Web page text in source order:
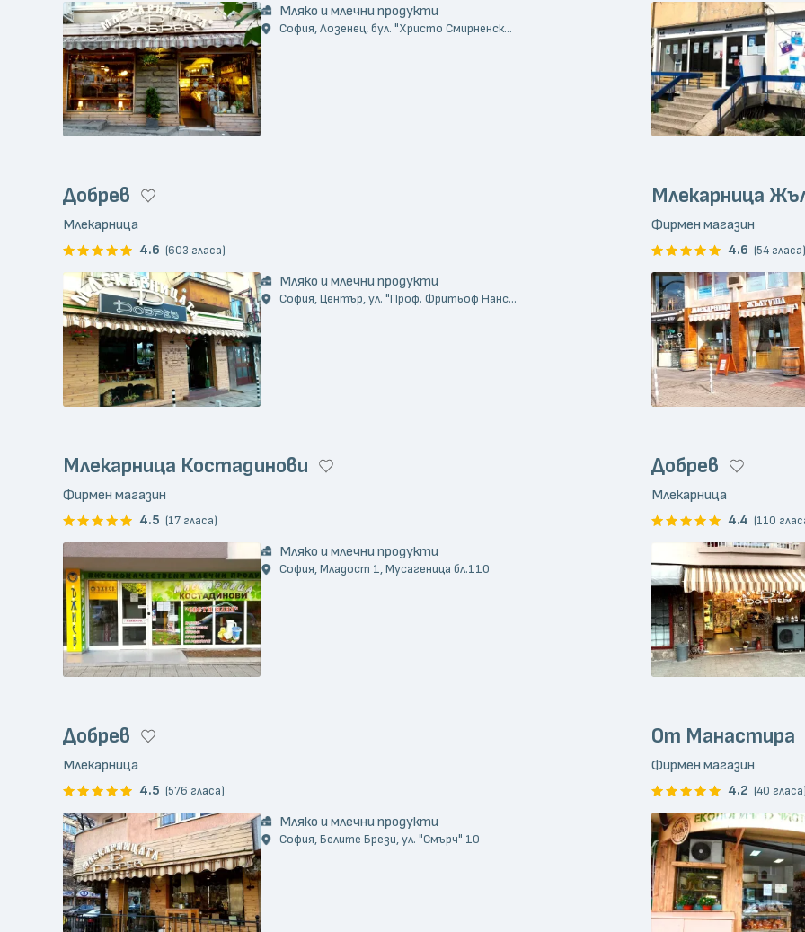
Мляко и млечни продукти
София, Лозенец, бул. "Христо Смирненск...
Добрев
Млекарница
4.6 (603 гласа)
Мляко и млечни продукти
София, Център, ул. "Проф. Фритьоф Нанс...
Млекарница
Фирмен магазин
4.6 (54 гласа)
Млекарница Костадинови
Фирмен магазин
4.5 (17 гласа)
Мляко и млечни продукти
София, Младост 1, Мусагеница бл.110
Добрев
Млекарница
4.4 (110
Добрев
Млекарница
4.5 (576 гласа)
Мляко и млечни продукти
София, Белите Брези, ул. "Смърч" 10
От Манастира
Фирмен магазин
4.2 (40 гласа)